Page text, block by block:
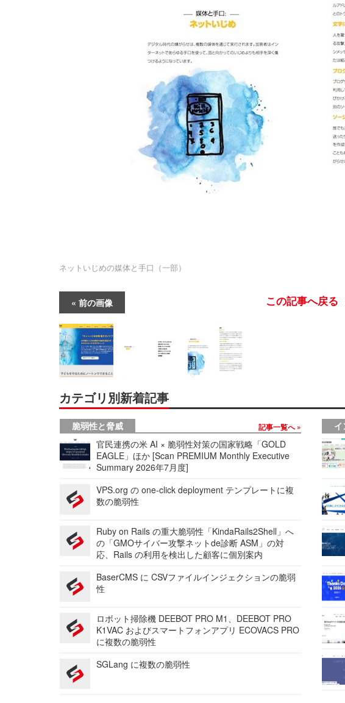
ネットいじめの媒体と手口（一部）
前の画像 この記事へ戻る
カテゴリ別新着記事
脆弱性と脅威 記事一覧へ
官民連携の米 AI × 脆弱性対策の国家戦略「GOLD
EAGLE」ほか [Scan PREMIUM Monthly Executive
Summary 2026年7月度]
VPS.org の one-click deployment テンプレートに複
数の脆弱性
Ruby on Rails の重大脆弱性「KindaRails2Shell」へ
の「GMOサイバー攻撃ネットde診断 ASM」の対
応、Rails の利用を検出した顧客に個別案内
BaserCMS に CSVファイルインジェクションの脆弱
性
ロボット掃除機 DEEBOT PRO M1、DEEBOT PRO
K1VAC およびスマートフォンアプリ ECOVACS PRO
に複数の脆弱性
SGLang に複数の脆弱性